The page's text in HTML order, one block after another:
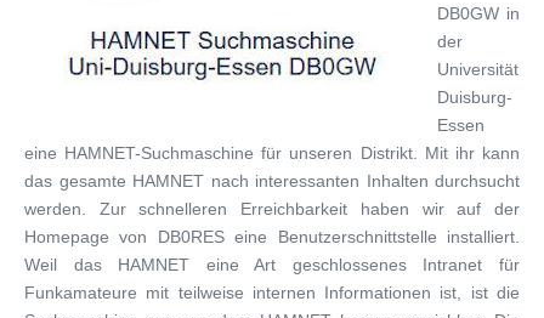
DB0GW in
der
Universität
Duisburg-
Essen
eine HAMNET-Suchmaschine für unseren Distrikt. Mit ihr kann
das gesamte HAMNET nach interessanten Inhalten durchsucht
werden. Zur schnelleren Erreichbarkeit haben wir auf der
Homepage von DB0RES eine Benutzerschnittstelle installiert.
Weil das HAMNET eine Art geschlossenes Intranet für
Funkamateure mit teilweise internen Informationen ist, ist die